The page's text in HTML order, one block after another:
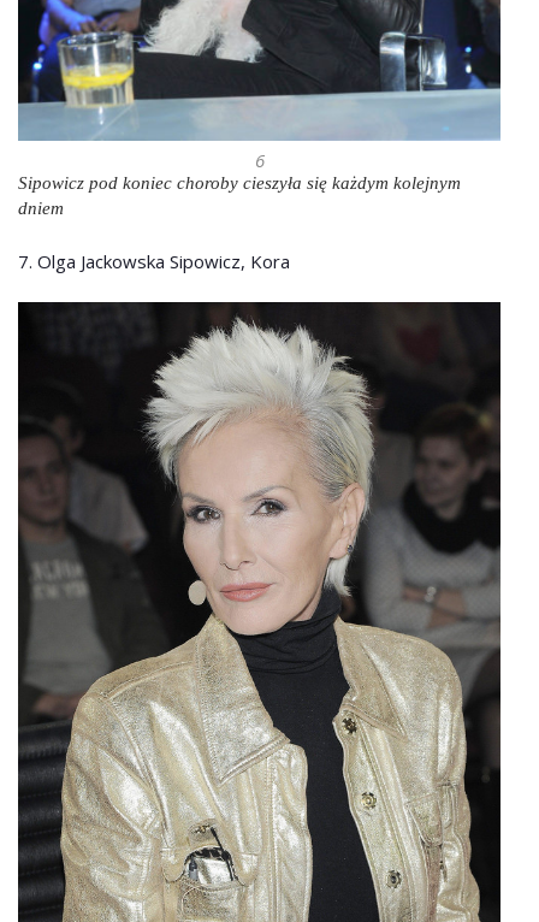
6
Sipowicz pod koniec choroby cieszyła się każdym kolejnym
dniem
7. Olga Jackowska Sipowicz, Kora